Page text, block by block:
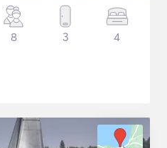
8 3 4